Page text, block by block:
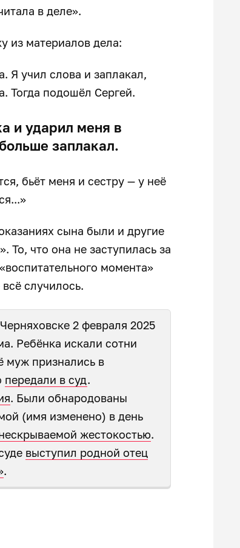
в деле».
из материалов дела:
Я учил слова и заплакал,
Тогда подошёл Сергей.
и ударил меня в
заплакал.
бьёт меня и сестру — у неё
сына были и другие
что она не заступилась за
момента»
случилось.
2 февраля 2025
Ребёнка искали сотни
муж признались в
передали в суд.
. Были обнародованы
(имя изменено) в день
жестокостью.
выступил родной отец
.